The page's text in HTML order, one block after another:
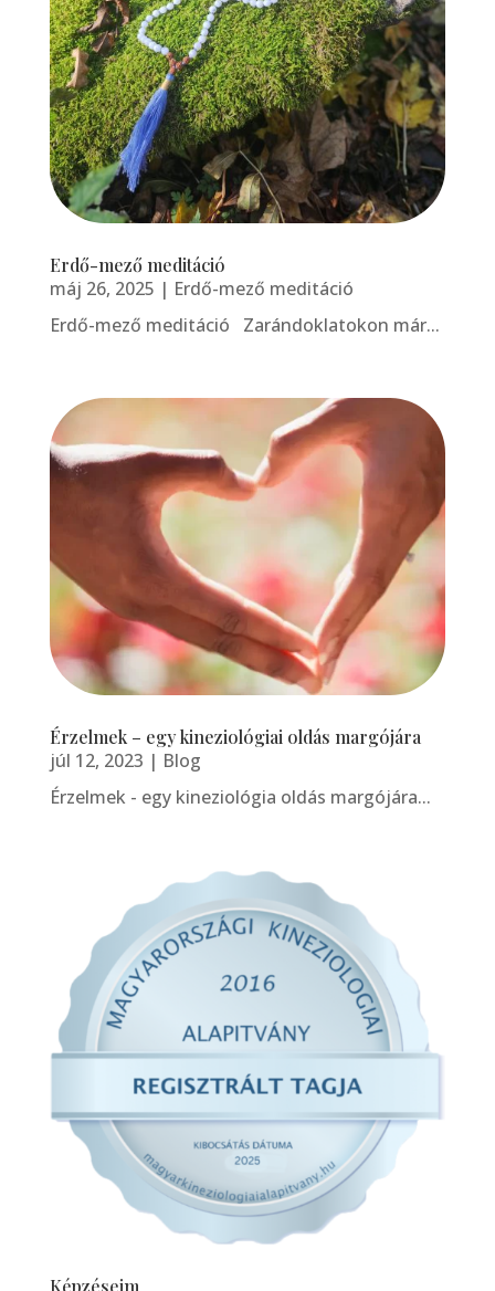
Erdő-mező meditáció
máj 26, 2025 | Erdő-mező meditáció
Erdő-mező meditáció Zarándoklatokon már...
Érzelmek – egy kineziológiai oldás margójára
júl 12, 2023 | Blog
Érzelmek - egy kineziológia oldás margójára...
Képzéseim